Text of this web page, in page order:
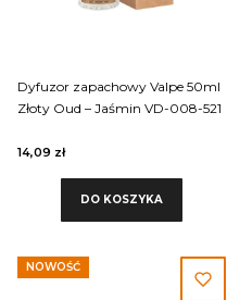
Dyfuzor zapachowy Valpe 50ml
Złoty Oud – Jaśmin VD-008-521
14,09 zł
DO KOSZYKA
NOWOŚĆ